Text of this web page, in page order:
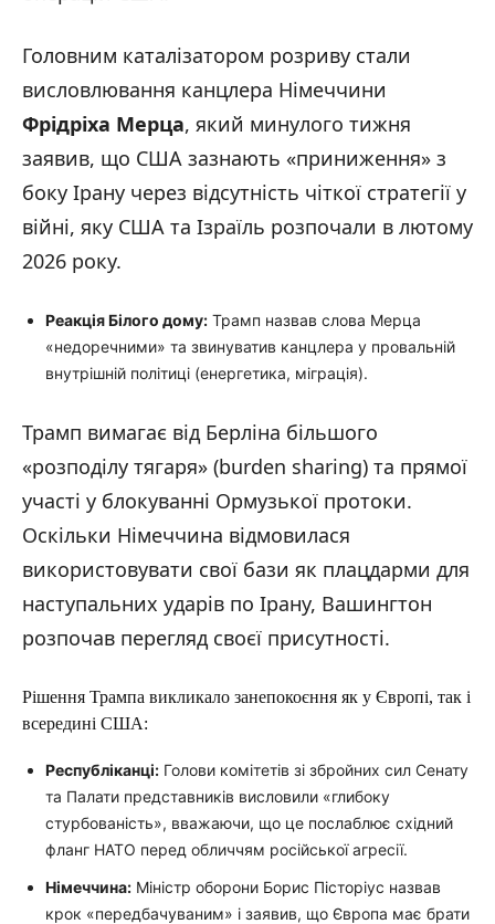
Головним каталізатором розриву стали
висловлювання канцлера Німеччини
Фрідріха Мерца, який минулого тижня
заявив, що США зазнають «приниження» з
боку Ірану через відсутність чіткої стратегії у
війні, яку США та Ізраїль розпочали в лютому
2026 року.
Реакція Білого дому: Трамп назвав слова Мерца
«недоречними» та звинуватив канцлера у провальній
внутрішній політиці (енергетика, міграція).
Трамп вимагає від Берліна більшого
«розподілу тягаря» (burden sharing) та прямої
участі у блокуванні Ормузької протоки.
Оскільки Німеччина відмовилася
використовувати свої бази як плацдарми для
наступальних ударів по Ірану, Вашингтон
розпочав перегляд своєї присутності.
Рішення Трампа викликало занепокоєння як у Європі, так і
всередині США:
Республіканці: Голови комітетів зі збройних сил Сенату
та Палати представників висловили «глибоку
стурбованість», вважаючи, що це послаблює східний
фланг НАТО перед обличчям російської агресії.
Німеччина: Міністр оборони Борис Пісторіус назвав
крок «передбачуваним» і заявив, що Європа має брати